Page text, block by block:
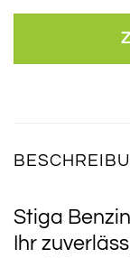
Stiga
Ihr